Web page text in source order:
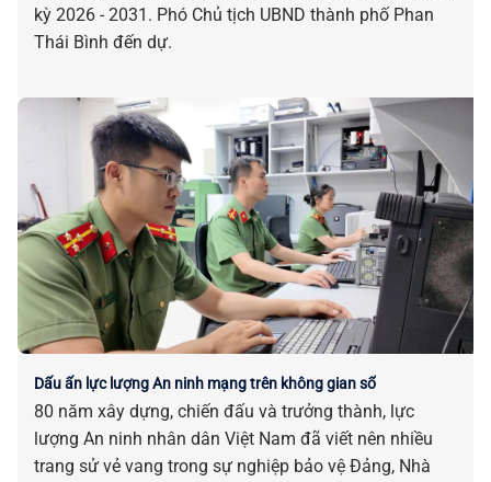
kỳ 2026 - 2031. Phó Chủ tịch UBND thành phố Phan
Thái Bình đến dự.
Dấu ấn lực lượng An ninh mạng trên không gian số
80 năm xây dựng, chiến đấu và trưởng thành, lực
lượng An ninh nhân dân Việt Nam đã viết nên nhiều
trang sử vẻ vang trong sự nghiệp bảo vệ Đảng, Nhà